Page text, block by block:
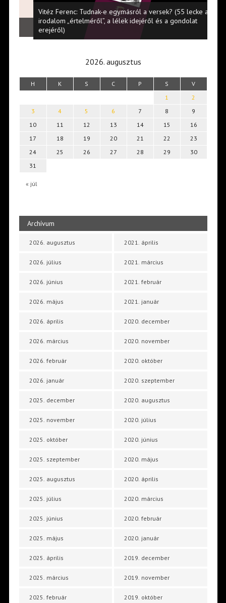
Vitéz Ferenc: Tudnak-e egymásról a versek? (55 lecke az
irodalom „értelméről”, a lélek idejéről és a gondolat
erejéről)
2026. augusztus
H K S C P S V
« júl
1
2
3
4 5 6 7 8
9
10
11 12 13 14 15
16
17
18 19 20 21 22
23
24
25 26 27 28 29
30
31
Archívum
2026. augusztus
2026. július
2026. június
2026. május
2026. április
2026. március
2026. február
2026. január
2025. december
2025. november
2025. október
2025. szeptember
2025. augusztus
2025. július
2025. június
2025. május
2025. április
2025. március
2025. február
2021. április
2021. március
2021. február
2021. január
2020. december
2020. november
2020. október
2020. szeptember
2020. augusztus
2020. július
2020. június
2020. május
2020. április
2020. március
2020. február
2020. január
2019. december
2019. november
2019. október